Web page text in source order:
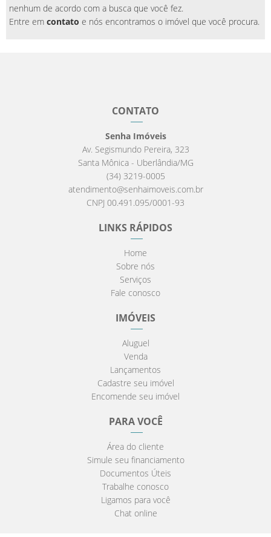
nenhum de acordo com a busca que você fez.
Entre em contato e nós encontramos o imóvel que você procura.
CONTATO
Senha Imóveis
Av. Segismundo Pereira, 323
Santa Mônica - Uberlândia/MG
(34) 3219-0005
atendimento@senhaimoveis.com.br
CNPJ 00.491.095/0001-93
LINKS RÁPIDOS
Home
Sobre nós
Serviços
Fale conosco
IMÓVEIS
Aluguel
Venda
Lançamentos
Cadastre seu imóvel
Encomende seu imóvel
PARA VOCÊ
Área do cliente
Simule seu financiamento
Documentos Úteis
Trabalhe conosco
Ligamos para você
Chat online